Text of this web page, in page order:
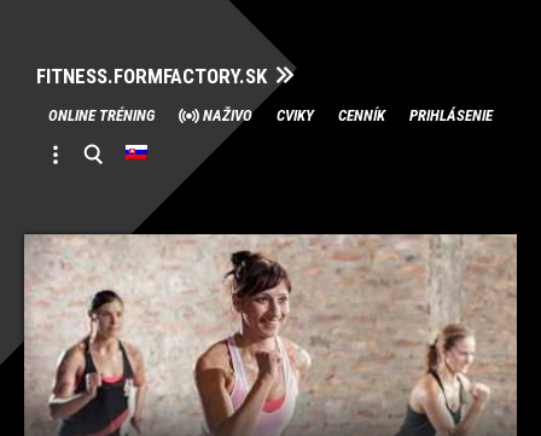
FITNESS.FORMFACTORY.SK
Skip
to
content
ONLINE TRÉNING NAŽIVO CVIKY CENNÍK PRIHLÁSENIE